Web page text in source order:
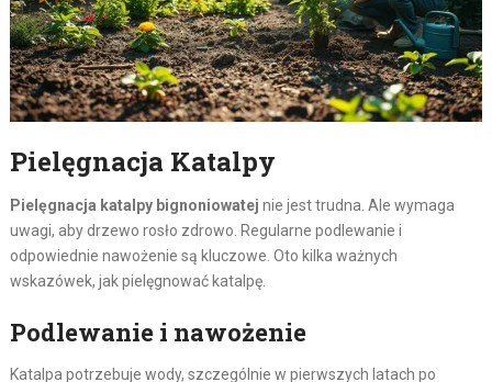
Pielęgnacja Katalpy
Pielęgnacja katalpy bignoniowatej nie jest trudna. Ale wymaga
uwagi, aby drzewo rosło zdrowo. Regularne podlewanie i
odpowiednie nawożenie są kluczowe. Oto kilka ważnych
wskazówek, jak pielęgnować katalpę.
Podlewanie i nawożenie
Katalpa potrzebuje wody, szczególnie w pierwszych latach po